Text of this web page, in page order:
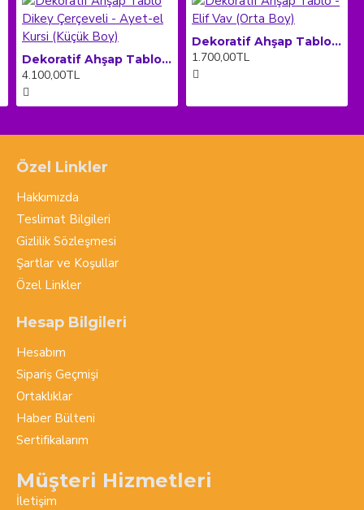
Dekoratif Ahşap Tablo Dikey Çerçeveli - Ayet-el Kursi (Küçük Boy)
4.100,00TL
Dekoratif Ahşap Tablo - Elif Vav (Orta Boy)
1.700,00TL
Özel Linkler
Hakkımızda
Teslimat Bilgileri
Gizlilik Sözleşmesi
Şartlar ve Koşullar
Özel Linkler
Hesap Bilgileri
Hesabım
Sipariş Geçmişi
Ortaklıklar
Haber Bülteni
Sertifikalarım
Müşteri Hizmetleri
İletişim